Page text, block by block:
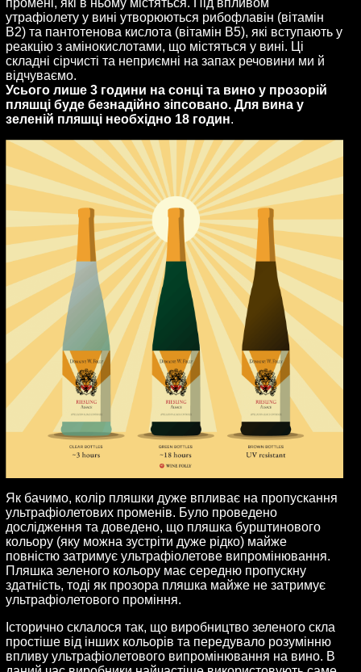
промені, які в ньому містяться. Під впливом
утрафіолету у вині утворюються рибофлавін (вітамін
B2) та пантотенова кислота (вітамін B5), які вступають у
реакцію з амінокислотами, що містяться у вині. Ці
складні сірчисті та неприємні на запах речовини ми й
відчуваємо.
Усього лише 3 години на сонці та вино у прозорій
пляшці буде безнадійно зіпсовано. Для вина у
зеленій пляшці необхідно 18 годин.
Як бачимо, колір пляшки дуже впливає на пропускання
ультрафіолетових променів. Було проведено
дослідження та доведено, що пляшка бурштинового
кольору (яку можна зустріти дуже рідко) майже
повністю затримує ультрафіолетове випромінювання.
Пляшка зеленого кольору має середню пропускну
здатність, тоді як прозора пляшка майже не затримує
ультрафіолетового проміння.
Історично склалося так, що виробництво зеленого скла
простіше від інших кольорів та передувало розумінню
впливу ультрафіолетового випромінювання на вино. В